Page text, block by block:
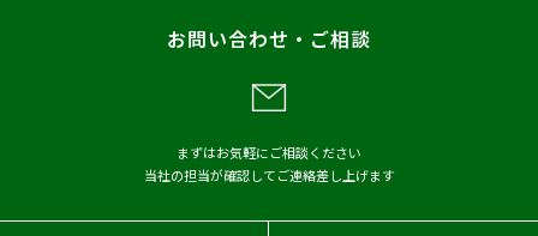
レポート
お問い合わせ・ご相談
まずはお気軽にご相談ください
当社の担当が確認してご連絡差し上げます